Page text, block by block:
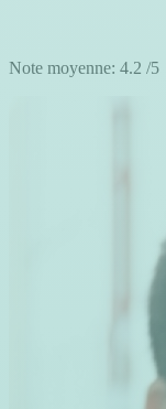
Note moyenne: 4.2 /5